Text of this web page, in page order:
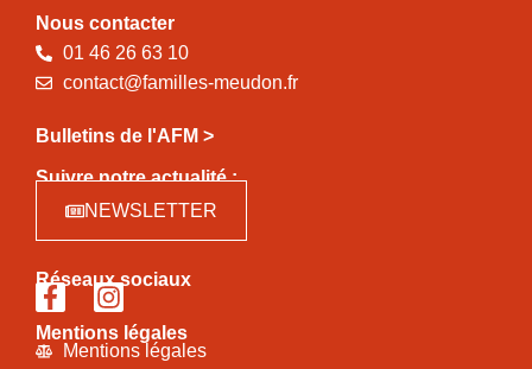
Nous contacter
01 46 26 63 10
contact@familles-meudon.fr
Bulletins de l'AFM >
Suivre notre actualité :
NEWSLETTER
Réseaux sociaux
Mentions légales
Mentions légales